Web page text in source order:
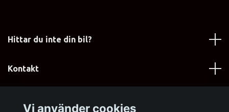
Hittar du inte din bil?
Kontakt
Vi använder cookies